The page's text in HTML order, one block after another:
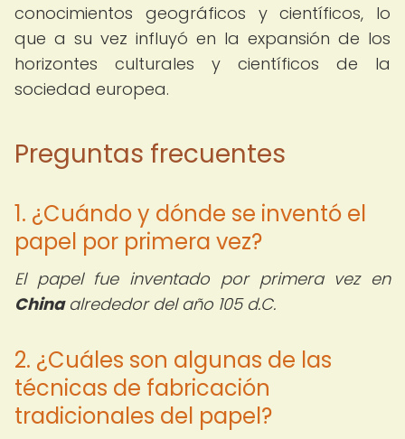
conocimientos geográficos y científicos, lo
que a su vez influyó en la expansión de los
horizontes culturales y científicos de la
sociedad europea.
Preguntas frecuentes
1. ¿Cuándo y dónde se inventó el
papel por primera vez?
El papel fue inventado por primera vez en
Chinaalrededor del año 105 d.C.
2. ¿Cuáles son algunas de las
técnicas de fabricación
tradicionales del papel?